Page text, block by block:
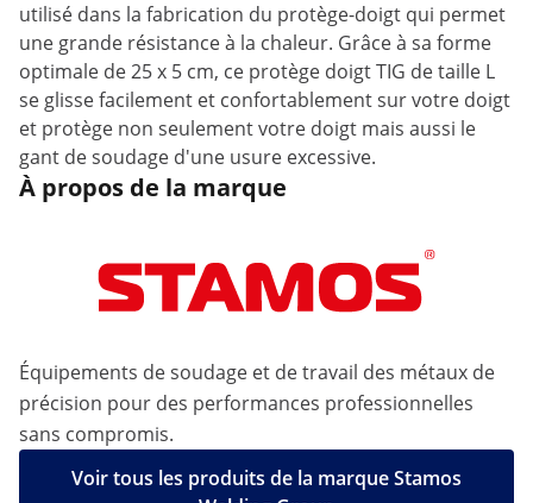
utilisé dans la fabrication du protège-doigt qui permet
une grande résistance à la chaleur. Grâce à sa forme
optimale de 25 x 5 cm, ce protège doigt TIG de taille L
se glisse facilement et confortablement sur votre doigt
et protège non seulement votre doigt mais aussi le
gant de soudage d'une usure excessive.
À propos de la marque
Équipements de soudage et de travail des métaux de
précision pour des performances professionnelles
sans compromis.
Voir tous les produits de la marque Stamos